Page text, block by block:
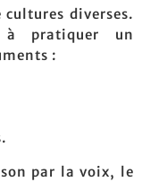
cultures diverses.
à pratiquer un
:
par la voix, le